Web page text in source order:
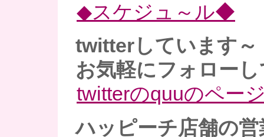
◆スケジュ～ル◆
twitterしています～
お気軽にフォローし
twitterのquuのペー
ハッピーチ店舗の